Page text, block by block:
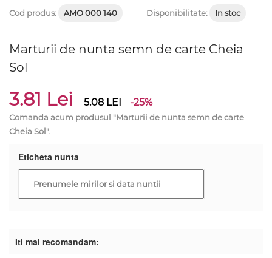
Cod produs: AMO 000 140 Disponibilitate: In stoc
Marturii de nunta semn de carte Cheia
Sol
3.81 Lei 5.08LEI -25%
Comanda acum produsul "Marturii de nunta semn de carte
Cheia Sol".
Eticheta nunta
Iti mai recomandam: